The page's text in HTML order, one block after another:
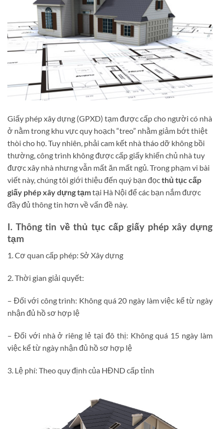
Giấy phép xây dựng (GPXD) tạm được cấp cho người có nhà
ở nằm trong khu vực quy hoạch “treo” nhằm giảm bớt thiệt
thòi cho họ. Tuy nhiên, phải cam kết nhà tháo dỡ không bồi
thường, công trình không được cấp giấy khiến chủ nhà tuy
được xây nhà nhưng vẫn mất ăn mất ngủ. Trong phạm vi bài
viết này, chúng tôi giới thiệu đến quý bạn đọcthủ tục cấp
giấy phép xây dựng tạmtại Hà Nội để các bạn nắm được
đầy đủ thông tin hơn về vấn đề này.
I. Thông tin về thủ tục cấp giấy phép xây dựng
tạm
1. Cơ quan cấp phép: Sở Xây dựng
2. Thời gian giải quyết:
– Đối với công trình: Không quá 20 ngày làm việc kể từ ngày
nhận đủ hồ sơ hợp lệ
– Đối với nhà ở riêng lẻ tại đô thị: Không quá 15 ngày làm
việc kể từ ngày nhận đủ hồ sơ hợp lệ
3. Lệ phí: Theo quy định của HĐND cấp tỉnh